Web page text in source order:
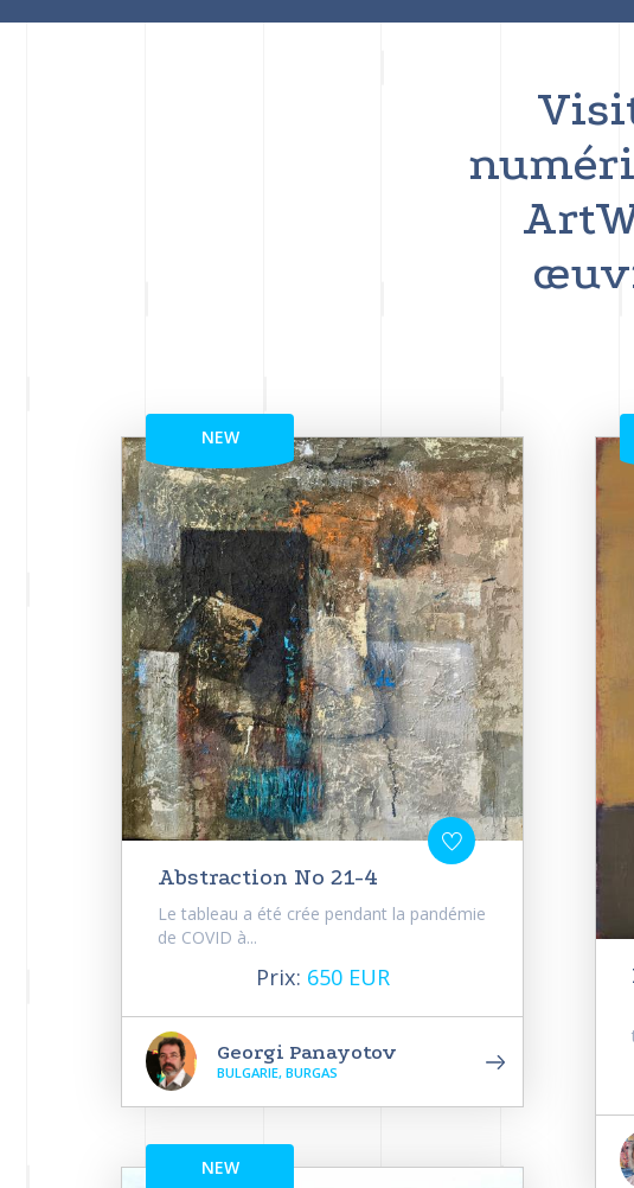
NEW
Abstraction No 21-4
Le tableau a été crée pendant la pandémie
de COVID à...
Prix: 650 EUR
Georgi Panayotov
BULGARIE, BURGAS
NEW